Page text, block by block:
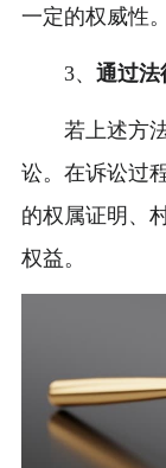
一定的权威性。
3、 通过法
若上述方
讼。在诉讼过
的权属证明、
权益。